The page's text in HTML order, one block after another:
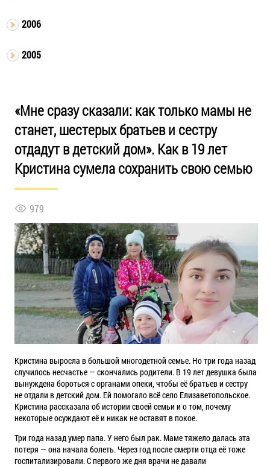
2006
2005
«Мне сразу сказали: как только мамы не
станет, шестерых братьев и сестру
отдадут в детский дом». Как в 19 лет
Кристина сумела сохранить свою семью
979
Кристина выросла в большой многодетной семье. Но три года назад
случилось несчастье — скончались родители. В 19 лет девушка была
вынуждена бороться с органами опеки, чтобы её братьев и сестру
не отдали в детский дом. Ей помогало всё село Елизаветопольское.
Кристина рассказала об истории своей семьи и о том, почему
некоторые осуждают её и никак не оставят в покое.
Три года назад умер папа. У него был рак. Маме тяжело далась эта
потеря — она начала болеть. Через год после смерти отца её тоже
госпитализировали. С первого же дня врачи не давали